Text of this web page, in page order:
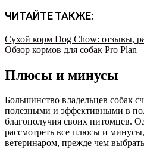
ЧИТАЙТЕ ТАКЖЕ:
Сухой корм Dog Chow: отзывы,
Обзор кормов для собак Pro Plan
Плюсы и минусы
Большинство владельцев собак
полезными и эффективными в
благополучия своих питомцев.
рассмотреть все плюсы и минусы,
ветеринаром, прежде чем